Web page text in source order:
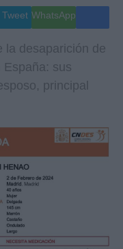
Tweet WhatsApp
la desaparición de
España: sus
principal